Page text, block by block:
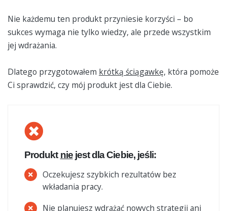
Nie każdemu ten produkt przyniesie korzyści – bo
sukces wymaga nie tylko wiedzy, ale przede wszystkim
jej wdrażania.
Dlatego przygotowałem krótką ściągawkę, która pomoże
Ci sprawdzić, czy mój produkt jest dla Ciebie.
Produkt niejest dla Ciebie, jeśli:
Oczekujesz szybkich rezultatów bez
wkładania pracy.
Nie planujesz wdrażać nowych strategii ani